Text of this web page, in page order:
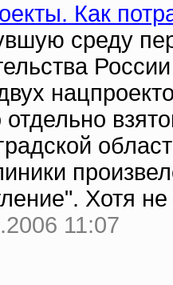
Как
среду
отдельно
Хотя
11:07